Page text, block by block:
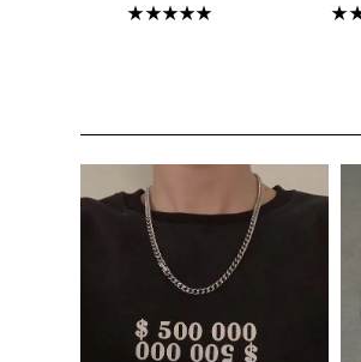
★★★★★